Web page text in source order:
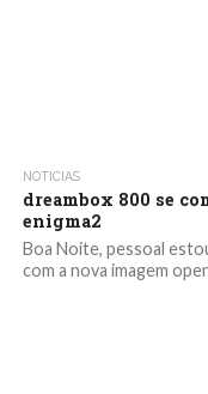
NOTICIAS
dreambox 800 se
enigma2
Boa Noite, pessoal
com a nova imagem